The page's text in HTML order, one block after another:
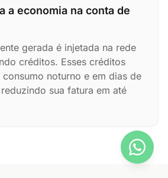
a economia na conta de
gerada é injetada na rede
créditos. Esses créditos
noturno e em dias de
sua fatura em até